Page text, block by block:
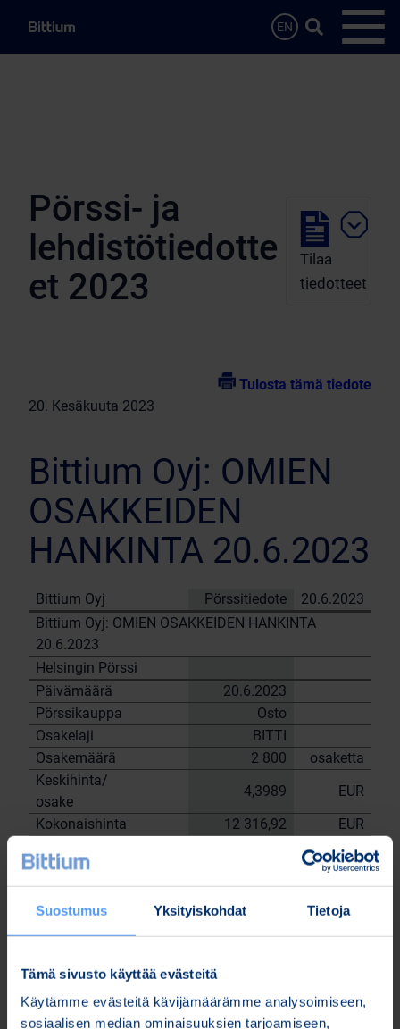
Suostumus Yksityiskohdat Tietoja
Tämä sivusto käyttää evästeitä
Käytämme evästeitä kävijämäärämme analysoimiseen,
sosiaalisen median ominaisuuksien tarjoamiseen,
EN
Hae…
Avaa
Pörssi- ja
lehdistötiedotte
et 2023
Tilaa
tiedotteet
Tulosta tämä tiedote
20. Kesäkuuta 2023
Bittium Oyj: OMIEN
OSAKKEIDEN
HANKINTA 20.6.2023
Bittium Oyj Pörssitiedote
20.6.2023
Bittium Oyj: OMIEN OSAKKEIDEN HANKINTA
20.6.2023
Helsingin Pörssi
Päivämäärä
20.6.2023
Pörssikauppa
Osto
Osakelaji
BITTI
Osakemäärä
2 800
osaketta
Keskihinta/
osake
4,3989
EUR
Kokonaishinta
12 316,92
EUR
20.6.2023
tehtyjen kauppojen jälkeen: 44 772 kpl.
Bittium Oyj:n puolesta
Nordea Pankki Oyj
Janne Sarvikivi
Lisätietoja: